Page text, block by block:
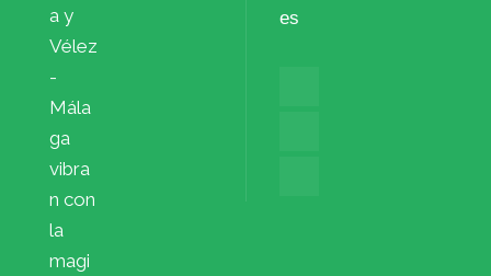
a y
Vélez
-
Mála
ga
vibra
n con
la
magi
es